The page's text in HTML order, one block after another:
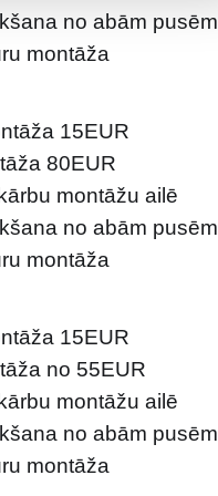
no abām pusēm
montāža
15EUR
80EUR
montāžu ailē
no abām pusēm
montāža
15EUR
no 55EUR
montāžu ailē
no abām pusēm
montāža